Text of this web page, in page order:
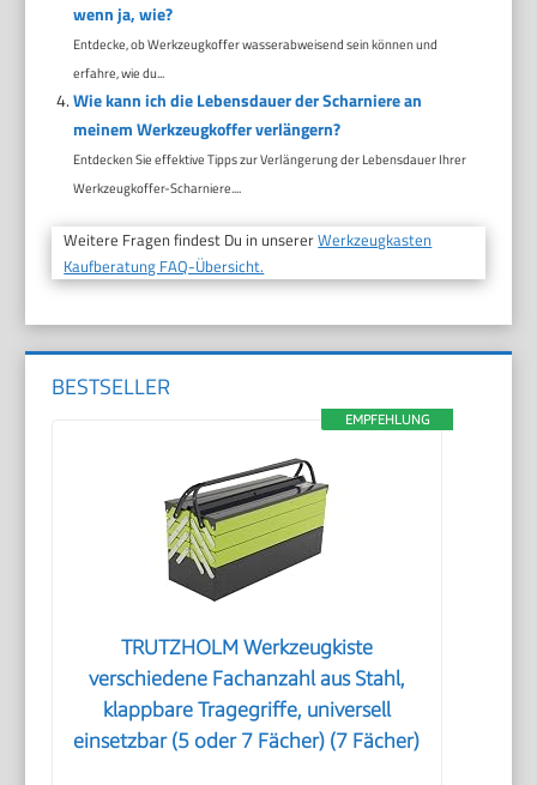
wenn ja, wie?
Entdecke, ob Werkzeugkoffer wasserabweisend sein können und
erfahre, wie du...
Wie kann ich die Lebensdauer der Scharniere an
meinem Werkzeugkoffer verlängern?
Entdecken Sie effektive Tipps zur Verlängerung der Lebensdauer Ihrer
Werkzeugkoffer-Scharniere....
Weitere Fragen findest Du in unsererWerkzeugkasten
Kaufberatung FAQ-Übersicht.
BESTSELLER
EMPFEHLUNG
TRUTZHOLM Werkzeugkiste
verschiedene Fachanzahl aus Stahl,
klappbare Tragegriffe, universell
einsetzbar (5 oder 7 Fächer) (7 Fächer)